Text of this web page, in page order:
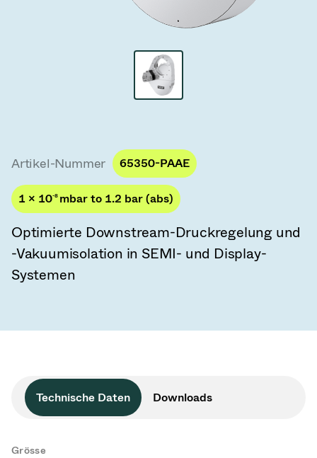
Vakuum-Transferventile
Vakuum-Mehrventilbaugruppen
ITER Vakuumventilkatalog
Vakuumventil-Technologie
Artikel-Nummer 65350-PAAE
1 × 10-8 mbar to 1.2 bar (abs)
Optimierte Downstream-Druckregelung und
-Vakuumisolation in SEMI- und Display-
Systemen
Technische Daten Downloads
Grösse